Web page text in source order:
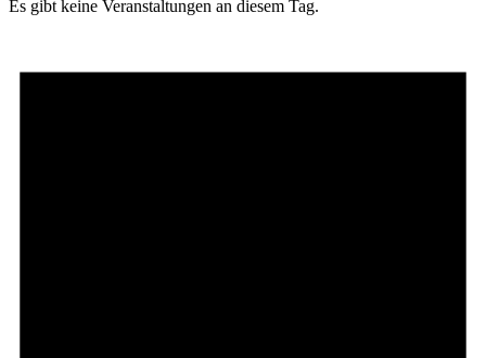
Es gibt keine Veranstaltungen an diesem Tag.